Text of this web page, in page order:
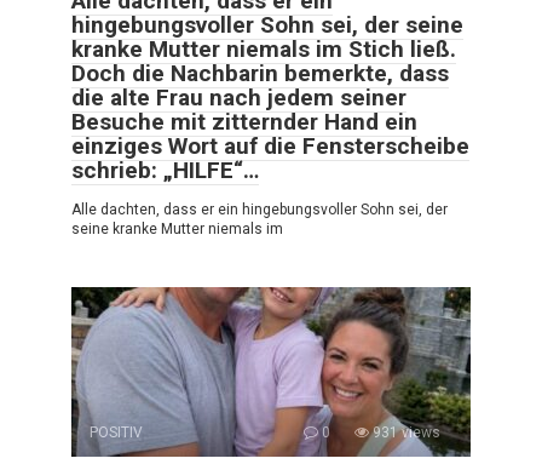
hingebungsvoller Sohn sei, der seine
kranke Mutter niemals im Stich ließ.
Doch die Nachbarin bemerkte, dass
die alte Frau nach jedem seiner
Besuche mit zitternder Hand ein
einziges Wort auf die Fensterscheibe
schrieb: „HILFE“…
Alle dachten, dass er ein hingebungsvoller Sohn sei, der
seine kranke Mutter niemals im
POSITIV 0 931 views